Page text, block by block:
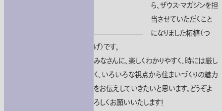
ら、ザウス・マガジンを担
当させていただくこと
になりました柘植（つ
げ）です。
みなさんに、楽しくわかりやすく、時には厳し
く、いろいろな視点から住まいづくりの魅力
をお伝えしていきたいと思います。どうぞよ
ろしくお願いいたします！